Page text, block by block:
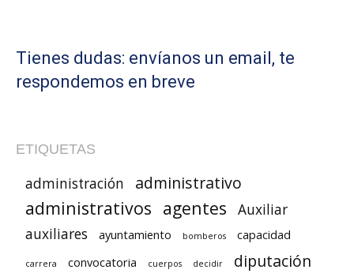
Tienes dudas: envíanos un email, te
respondemos en breve
ETIQUETAS
administración administrativo
administrativos agentes
Auxiliar
auxiliares
ayuntamiento bomberos capacidad
carrera convocatoria cuerpos decidir diputación